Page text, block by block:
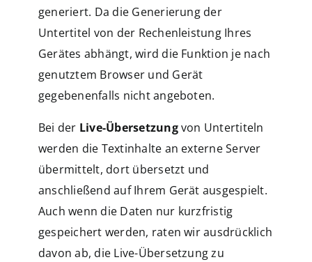
generiert. Da die Generierung der
Untertitel von der Rechenleistung Ihres
Gerätes abhängt, wird die Funktion je nach
genutztem Browser und Gerät
gegebenenfalls nicht angeboten.
Bei der Live-Übersetzungvon Untertiteln
werden die Textinhalte an externe Server
übermittelt, dort übersetzt und
anschließend auf Ihrem Gerät ausgespielt.
Auch wenn die Daten nur kurzfristig
gespeichert werden, raten wir ausdrücklich
davon ab, die Live-Übersetzung zu